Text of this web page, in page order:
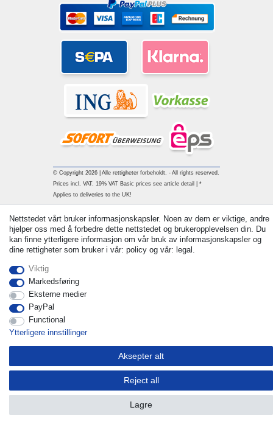
© Copyright 2026 | Alle rettigheter forbeholdt. - All rights reserved.
Prices incl. VAT. 19% VAT Basic prices see article detail | *
Applies to deliveries to the UK!
Nettstedet vårt bruker informasjonskapsler. Noen av dem er viktige, andre
hjelper oss med å forbedre dette nettstedet og brukeropplevelsen din. Du
kan finne ytterligere informasjon om vår bruk av informasjonskapsler og
dine rettigheter som bruker i vår: policy og vår: legal.
Viktig
Markedsføring
Eksterne medier
PayPal
Functional
Ytterligere innstillinger
Aksepter alt
Reject all
Lagre
Withdraw from contract here
Ta kontakt med